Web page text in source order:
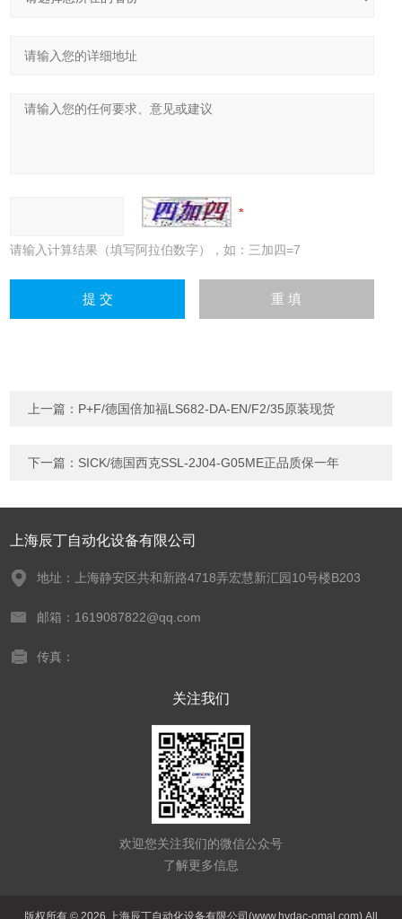
请输入计算结果（填写阿拉伯数字），如：三加四=7
上一篇： P+F/德国倍加福LS682-DA-EN/F2/35原装现货
下一篇： SICK/德国西克SSL-2J04-G05ME正品质保一年
上海辰丁自动化设备有限公司
地址：上海静安区共和新路4718弄宏慧新汇园10号楼B203
邮箱：1619087822@qq.com
传真：
关注我们
欢迎您关注我们的微信公众号
了解更多信息
版权所有 © 2026 上海辰丁自动化设备有限公司(www.hydac-omal.com) All